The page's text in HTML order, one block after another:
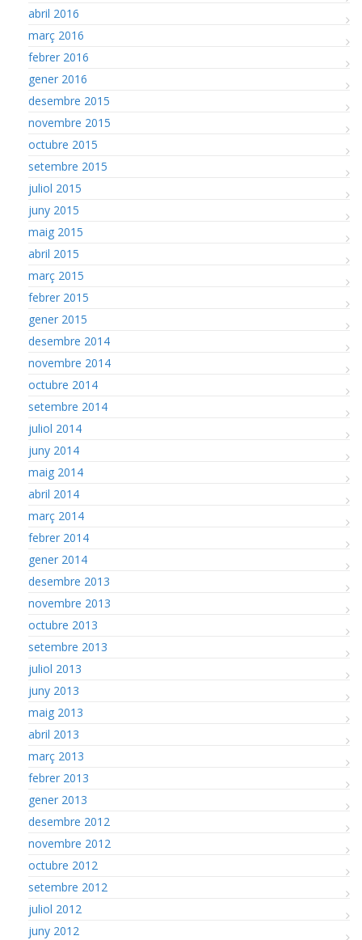
abril 2016
març 2016
febrer 2016
gener 2016
desembre 2015
novembre 2015
octubre 2015
setembre 2015
juliol 2015
juny 2015
maig 2015
abril 2015
març 2015
febrer 2015
gener 2015
desembre 2014
novembre 2014
octubre 2014
setembre 2014
juliol 2014
juny 2014
maig 2014
abril 2014
març 2014
febrer 2014
gener 2014
desembre 2013
novembre 2013
octubre 2013
setembre 2013
juliol 2013
juny 2013
maig 2013
abril 2013
març 2013
febrer 2013
gener 2013
desembre 2012
novembre 2012
octubre 2012
setembre 2012
juliol 2012
juny 2012